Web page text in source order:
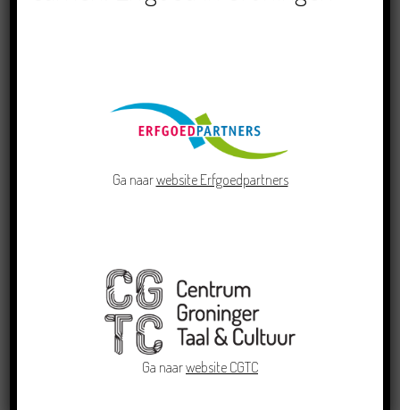
Groningse liedjes en verhalen
Ga naarwebsite Erfgoedpartners
Ga naarwebsite CGTC